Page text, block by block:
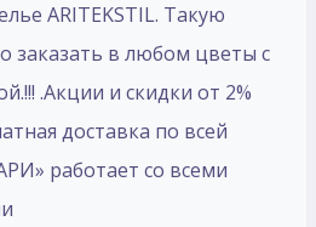
ARITEKSTIL. Такую
заказать в любом цветы с
.Акции и скидки от 2%
доставка по всей
работает со всеми